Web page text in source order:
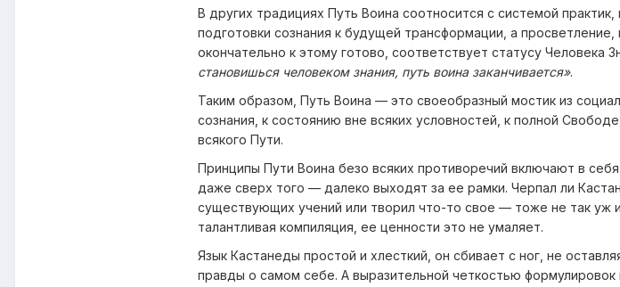
В других традициях Путь Воина соотносится с системой
подготовки сознания к будущей трансформации, а просветление,
окончательно к этому готово, соответствует статусу Человека
становишься человеком знания, путь воина заканчивается».
Таким образом, Путь Воина — это своеобразный мостик из
сознания, к состоянию вне всяких условностей, к полной
всякого Пути.
Принципы Пути Воина безо всяких противоречий включают в
даже сверх того — далеко выходят за ее рамки. Черпал ли
существующих учений или творил что-то свое — тоже не так уж
талантливая компиляция, ее ценности это не умаляет.
Язык Кастанеды простой и хлесткий, он сбивает с ног, не
правды о самом себе. А выразительной четкостью